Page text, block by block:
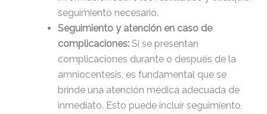
seguimiento necesario.
Seguimiento y atención en caso de
complicaciones:Si se presentan
complicaciones durante o después de la
amniocentesis, es fundamental que se
brinde una atención médica adecuada de
inmediato. Esto puede incluir seguimiento,